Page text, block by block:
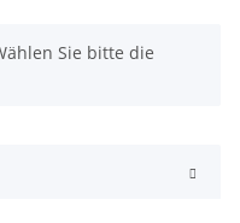
Sie bitte die